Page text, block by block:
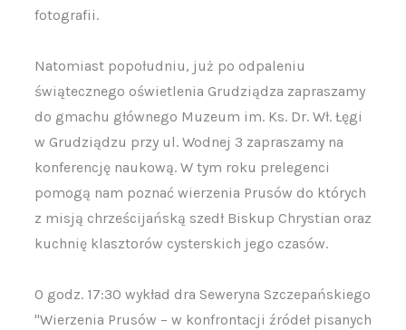
fotografii.
Natomiast popołudniu, już po odpaleniu
świątecznego oświetlenia Grudziądza zapraszamy
do gmachu głównego Muzeum im. Ks. Dr. Wł. Łęgi
w Grudziądzu przy ul. Wodnej 3 zapraszamy na
konferencję naukową. W tym roku prelegenci
pomogą nam poznać wierzenia Prusów do których
z misją chrześcijańską szedł Biskup Chrystian oraz
kuchnię klasztorów cysterskich jego czasów.
O godz. 17:30 wykład dra Seweryna Szczepańskiego
"Wierzenia Prusów – w konfrontacji źródeł pisanych